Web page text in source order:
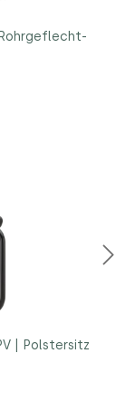
| Polstersitz